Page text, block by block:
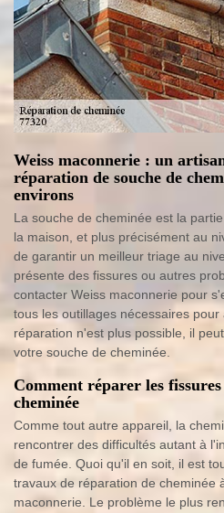
Weiss maconnerie : un
réparation de souche de
environs
La souche de cheminée est la
la maison, et plus précisément au
de garantir un meilleur triage au
présente des fissures ou autres
contacter Weiss maconnerie pour
tous les outillages nécessaires
réparation n'est plus possible, il
votre souche de cheminée.
Comment réparer les
cheminée
Comme tout autre appareil, la
rencontrer des difficultés autant à
de fumée. Quoi qu'il en soit, il est
travaux de réparation de cheminée
maconnerie. Le problème le plus